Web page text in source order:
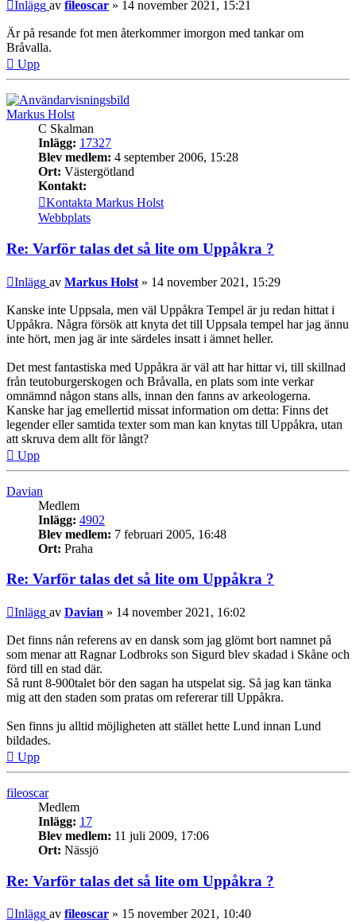
Inlägg av fileoscar » 14 november 2021, 15:21
Är på resande fot men återkommer imorgon med tankar om
Bråvalla.
Upp
Markus Holst
C Skalman
Inlägg: 17327
Blev medlem: 4 september 2006, 15:28
Ort: Västergötland
Kontakt:
Kontakta Markus Holst
Webbplats
Re: Varför talas det så lite om Uppåkra ?
Inlägg av Markus Holst » 14 november 2021, 15:29
Kanske inte Uppsala, men väl Uppåkra Tempel är ju redan hittat i
Uppåkra. Några försök att knyta det till Uppsala tempel har jag ännu
inte hört, men jag är inte särdeles insatt i ämnet heller.
Det mest fantastiska med Uppåkra är väl att har hittar vi, till skillnad
från teutoburgerskogen och Bråvalla, en plats som inte verkar
omnämnd någon stans alls, innan den fanns av arkeologerna.
Kanske har jag emellertid missat information om detta: Finns det
legender eller samtida texter som man kan knytas till Uppåkra, utan
att skruva dem allt för långt?
Upp
Davian
Medlem
Inlägg: 4902
Blev medlem: 7 februari 2005, 16:48
Ort: Praha
Re: Varför talas det så lite om Uppåkra ?
Inlägg av Davian » 14 november 2021, 16:02
Det finns nån referens av en dansk som jag glömt bort namnet på
som menar att Ragnar Lodbroks son Sigurd blev skadad i Skåne och
förd till en stad där.
Så runt 8-900talet bör den sagan ha utspelat sig. Så jag kan tänka
mig att den staden som pratas om refererar till Uppåkra.
Sen finns ju alltid möjligheten att stället hette Lund innan Lund
bildades.
Upp
fileoscar
Medlem
Inlägg: 17
Blev medlem: 11 juli 2009, 17:06
Ort: Nässjö
Re: Varför talas det så lite om Uppåkra ?
Inlägg av fileoscar » 15 november 2021, 10:40